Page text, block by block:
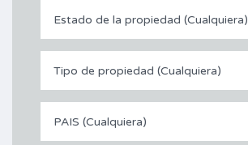
Estado de la propiedad (Cualquiera)
Tipo de propiedad (Cualquiera)
PAIS (Cualquiera)